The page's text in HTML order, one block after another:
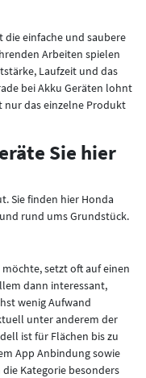
einfache und saubere
Arbeiten spielen
Laufzeit und das
bei Akku Geräten lohnt
nur das einzelne Produkt
Sie hier
Sie finden hier Honda
rund ums Grundstück.
setzt oft auf einen
dann interessant,
wenig Aufwand
unter anderem der
ist für Flächen bis zu
App Anbindung sowie
Kategorie besonders